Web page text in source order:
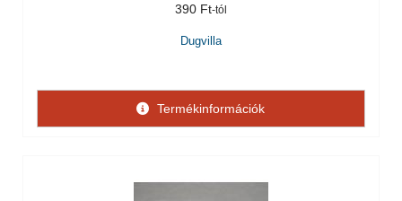
390 Ft
Dugvilla
Termékinformációk